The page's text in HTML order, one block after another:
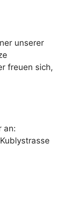
unserer
freuen sich,
an: